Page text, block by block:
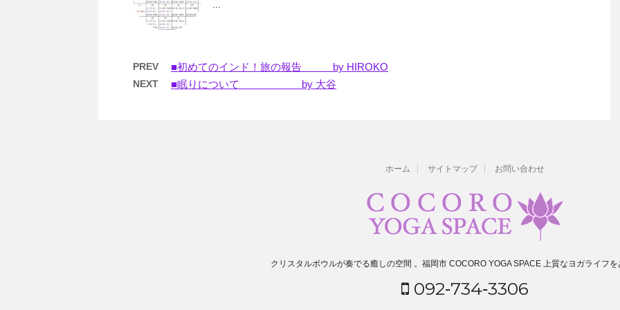
...
PREV ■初めてのインド！旅の報告 by HIROKO
NEXT ■眠りについて by 大谷
ホーム サイトマップ お問い合わせ
クリスタルボウルが奏でる癒しの空間 。福岡市 COCORO YOGA SPACE 上質なヨガライフを
092‐734‐3306